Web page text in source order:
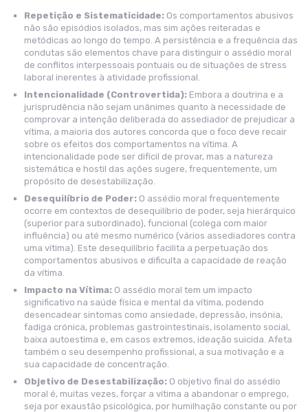
Repetição e Sistematicidade: Os comportamentos abusivos
não são episódios isolados, mas sim ações reiteradas e
metódicas ao longo do tempo. A persistência e a frequência das
condutas são elementos chave para distinguir o assédio moral
de conflitos interpessoais pontuais ou de situações de stress
laboral inerentes à atividade profissional.
Intencionalidade (Controvertida): Embora a doutrina e a
jurisprudência não sejam unânimes quanto à necessidade de
comprovar a intenção deliberada do assediador de prejudicar a
vítima, a maioria dos autores concorda que o foco deve recair
sobre os efeitos dos comportamentos na vítima. A
intencionalidade pode ser difícil de provar, mas a natureza
sistemática e hostil das ações sugere, frequentemente, um
propósito de desestabilização.
Desequilíbrio de Poder: O assédio moral frequentemente
ocorre em contextos de desequilíbrio de poder, seja hierárquico
(superior para subordinado), funcional (colega com maior
influência) ou até mesmo numérico (vários assediadores contra
uma vítima). Este desequilíbrio facilita a perpetuação dos
comportamentos abusivos e dificulta a capacidade de reação
da vítima.
Impacto na Vítima: O assédio moral tem um impacto
significativo na saúde física e mental da vítima, podendo
desencadear sintomas como ansiedade, depressão, insónia,
fadiga crónica, problemas gastrointestinais, isolamento social,
baixa autoestima e, em casos extremos, ideação suicida. Afeta
também o seu desempenho profissional, a sua motivação e a
sua capacidade de concentração.
Objetivo de Desestabilização: O objetivo final do assédio
moral é, muitas vezes, forçar a vítima a abandonar o emprego,
seja por exaustão psicológica, por humilhação constante ou por